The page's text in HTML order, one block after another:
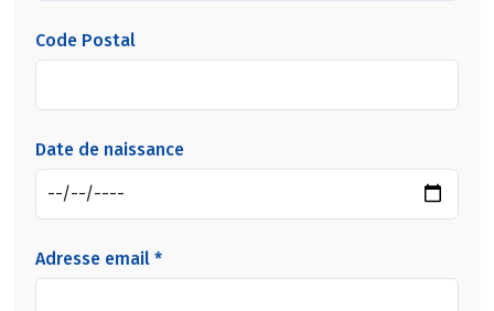
Code Postal
Date de naissance
Adresse email *